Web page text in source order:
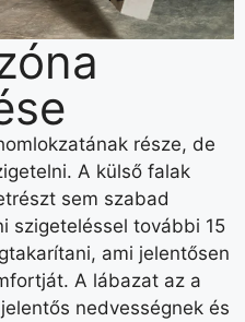
része, de
A külső falak
sem szabad
szigeteléssel további 15
ami jelentősen
A lábazat az a
nedvességnek és